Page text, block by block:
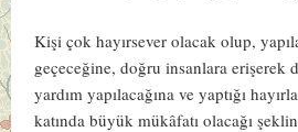
Kişi çok hayırsever olacak olup,
geçeceğine, doğru insanlara erişerek
yardım yapılacağına ve yaptığı
katında büyük mükâfatı olacağı